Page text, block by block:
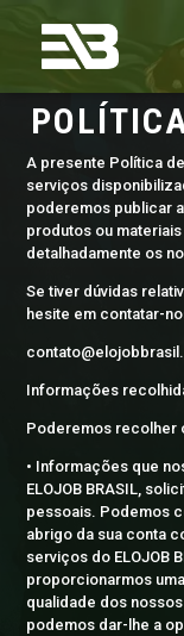
A presente Política
serviços
poderemos publicar
produtos ou
detalhadamente os
Se tiver dúvidas
hesite em contatar-
Informações
Poderemos recolher
• Informações que
ELOJOB BRASIL,
pessoais. Podemos
abrigo da sua conta
serviços do ELOJOB
proporcionarmos
qualidade dos
podemos dar-lhe a